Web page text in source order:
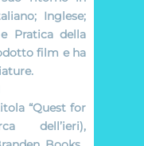
Inglese;
Pratica della
film e ha
“Quest for
dell’ieri),